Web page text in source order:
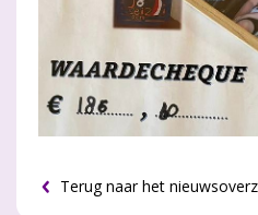
Terug naar het